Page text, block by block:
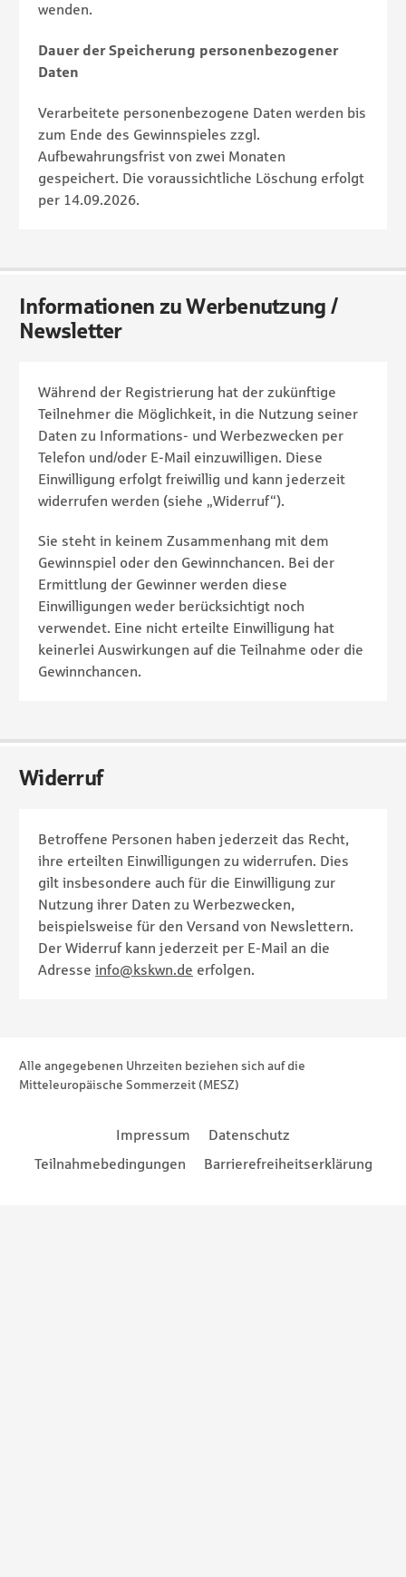
wenden.
Dauer der Speicherung personenbezogener
Daten
Verarbeitete personenbezogene Daten werden bis
zum Ende des Gewinnspieles zzgl.
Aufbewahrungsfrist von zwei Monaten
gespeichert. Die voraussichtliche Löschung erfolgt
per 14.09.2026.
Informationen zu Werbenutzung /
Newsletter
Während der Registrierung hat der zukünftige
Teilnehmer die Möglichkeit, in die Nutzung seiner
Daten zu Informations- und Werbezwecken per
Telefon und/oder E-Mail einzuwilligen. Diese
Einwilligung erfolgt freiwillig und kann jederzeit
widerrufen werden (siehe „Widerruf“).
Sie steht in keinem Zusammenhang mit dem
Gewinnspiel oder den Gewinnchancen. Bei der
Ermittlung der Gewinner werden diese
Einwilligungen weder berücksichtigt noch
verwendet. Eine nicht erteilte Einwilligung hat
keinerlei Auswirkungen auf die Teilnahme oder die
Gewinnchancen.
Widerruf
Betroffene Personen haben jederzeit das Recht,
ihre erteilten Einwilligungen zu widerrufen. Dies
gilt insbesondere auch für die Einwilligung zur
Nutzung ihrer Daten zu Werbezwecken,
beispielsweise für den Versand von Newslettern.
Der Widerruf kann jederzeit per E-Mail an die
Adresse info@kskwn.de erfolgen.
Sitemap
Alle angegebenen Uhrzeiten beziehen sich auf die
Mitteleuropäische Sommerzeit (MESZ)
Das KleingedruckteImpressum
Datenschutz
Teilnahmebedingungen
Barrierefreiheitserklärung